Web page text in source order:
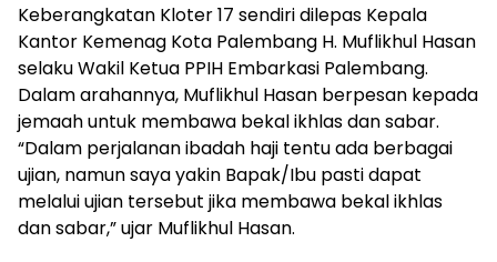
Keberangkatan Kloter 17 sendiri dilepas Kepala
Kantor Kemenag Kota Palembang H. Muflikhul Hasan
selaku Wakil Ketua PPIH Embarkasi Palembang.
Dalam arahannya, Muflikhul Hasan berpesan kepada
jemaah untuk membawa bekal ikhlas dan sabar.
“Dalam perjalanan ibadah haji tentu ada berbagai
ujian, namun saya yakin Bapak/Ibu pasti dapat
melalui ujian tersebut jika membawa bekal ikhlas
dan sabar,” ujar Muflikhul Hasan.